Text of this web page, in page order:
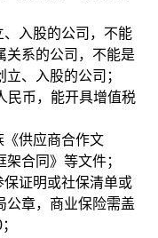
入股的公司，不能
关系的公司，不能是
、入股的公司；
民币，能开具增值税
《供应商合作文
合同》等文件；
证明或社保清单或
公章，商业保险需盖